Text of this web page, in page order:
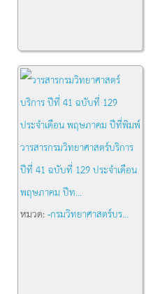
วารสารกรมวิทยาศาสตร์บริการ
ปีที่ 41 ฉบับที่ 129 ประจำเดือน
พฤษภาคม ปีท...
หมวด:-กรมวิทยาศาสตร์บร...